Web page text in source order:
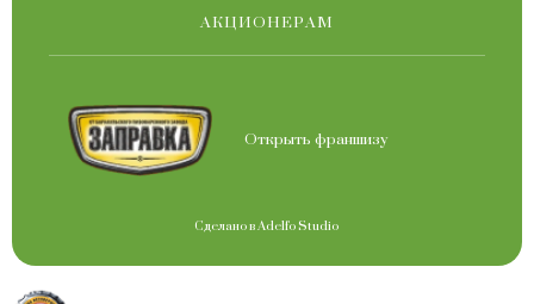
АКЦИОНЕРАМ
Открыть франшизу
Сделано вAdelfo Studio